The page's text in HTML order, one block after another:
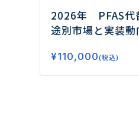
2026年 PFAS代
途別市場と実装動
力競争の勝ち筋ー
¥110,000(税込)